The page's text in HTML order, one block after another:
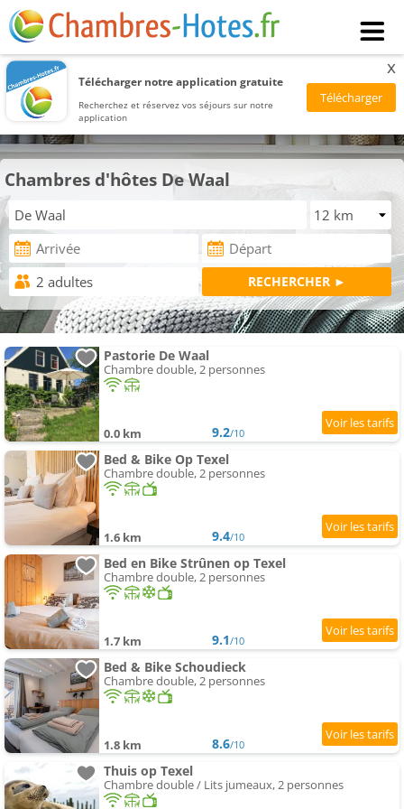
Télécharger notre application gratuite
Recherchez et réservez vos séjours sur notre
application
x
Chambres d'hôtes De Waal
Pastorie De Waal
Chambre double, 2 personnes
0.0 km 9.2/10
Bed & Bike Op Texel
Chambre double, 2 personnes
1.6 km 9.4/10
Bed en Bike Strûnen op Texel
Chambre double, 2 personnes
1.7 km 9.1/10
Bed & Bike Schoudieck
Chambre double, 2 personnes
1.8 km 8.6/10
Thuis op Texel
Chambre double / Lits jumeaux, 2 personnes